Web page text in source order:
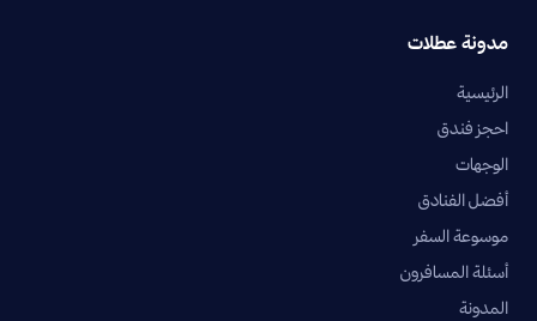
مدونة عطلات
الرئيسية
احجز فندق
الوجهات
أفضل الفنادق
موسوعة السفر
أسئلة المسافرون
المدونة